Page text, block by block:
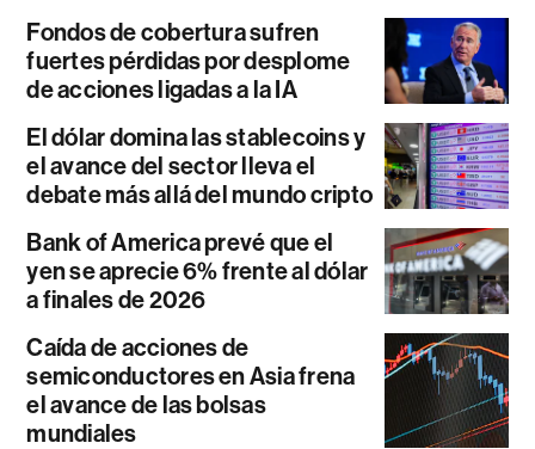
Fondos de cobertura sufren
fuertes pérdidas por desplome
de acciones ligadas a la IA
El dólar domina las stablecoins y
el avance del sector lleva el
debate más allá del mundo cripto
Bank of America prevé que el
yen se aprecie 6% frente al dólar
a finales de 2026
Caída de acciones de
semiconductores en Asia frena
el avance de las bolsas
mundiales